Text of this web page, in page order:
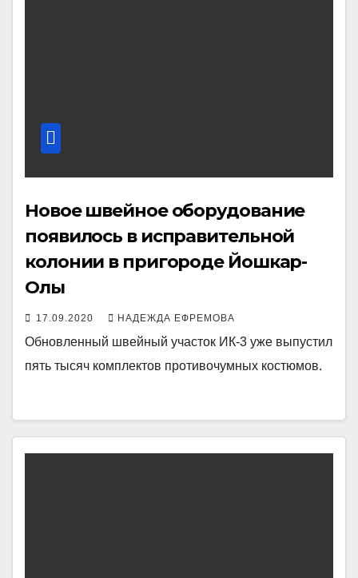
Новое швейное оборудование
появилось в исправительной
колонии в пригороде Йошкар-
Олы
17.09.2020 НАДЕЖДА ЕФРЕМОВА
Обновленный швейный участок ИК-3 уже выпустил
пять тысяч комплектов противочумных костюмов.